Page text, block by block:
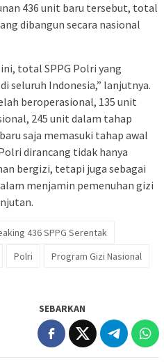
436 unit baru tersebut, total
dibangun secara nasional
total SPPG Polri yang
seluruh Indonesia,” lanjutnya.
beroperasional, 135 unit
245 unit dalam tahap
saja memasuki tahap awal
dirancang tidak hanya
bergizi, tetapi juga sebagai
menjamin pemenuhan gizi
436 SPPG Serentak
Polri
Program Gizi Nasional
SEBARKAN